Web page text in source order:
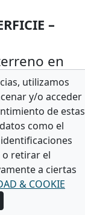
–
en
de
mayor
su
como
utilizamos
y/o acceder
de estas
como el
o retirar el
a ciertas
& COOKIE